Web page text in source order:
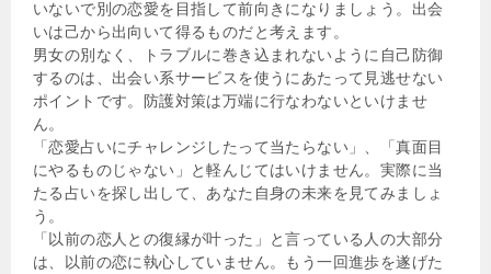
いないで別の恋愛を目指して前向きになりましょう。出会
いは己から出向いて得るものだと考えます。
男女の別なく、トラブルに巻き込まれないように自己防御
するのは、出会い系サービスを使うにあたって見逃せない
ポイントです。防護対策は万端に行なわないといけませ
ん。
「恋愛占いにチャレンジしたって当たらない」、「真面目
にやるものじゃない」と軽んじてはいけません。実際に当
たる占いを探し出して、あなた自身の未来を見てみましょ
う。
「以前の恋人との復縁が叶った」と言っている人の大部分
は、以前の恋に執心していません。もう一回進歩を遂げた